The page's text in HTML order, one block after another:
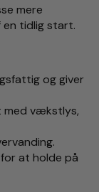
mere
tidlig start.
og giver
med vækstlys,
at holde på